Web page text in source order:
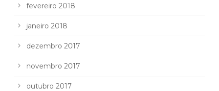
fevereiro 2018
janeiro 2018
dezembro 2017
novembro 2017
outubro 2017